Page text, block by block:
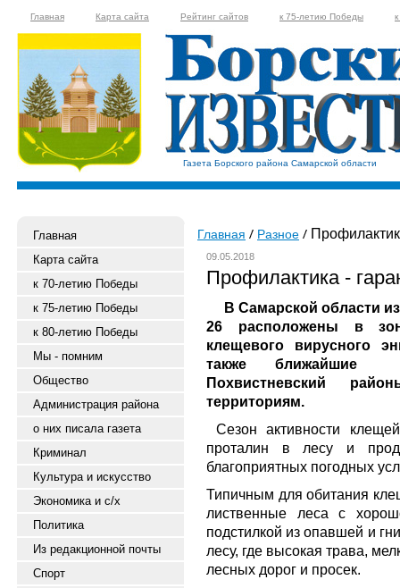
Главная Карта сайта Рейтинг сайтов к 75-летию Победы
Газета Борского района Самарской области
Главная
Карта сайта
к 70-летию Победы
к 75-летию Победы
к 80-летию Победы
Мы - помним
Общество
Администрация района
о них писала газета
Криминал
Культура и искусство
Экономика и с/х
Политика
Из редакционной почты
Спорт
Главная Разное
09.05.2018
Профилактика -
В Самарской области
26 расположены в
клещевого вирусного
также ближайшие
Похвистневский
территориям.
Сезон активности
проталин в лесу и
благоприятных погодных
Типичным для обитания
лиственные леса с
подстилкой из опавшей и
лесу, где высокая трава,
лесных дорог и просек.